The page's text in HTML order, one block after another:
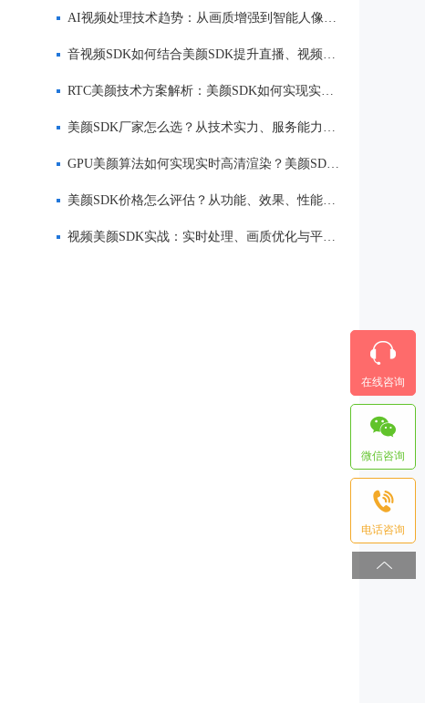
AI视频处理技术趋势：从画质增强到智能人像优化
音视频SDK如何结合美颜SDK提升直播、视频社交与互动体验
RTC美颜技术方案解析：美颜SDK如何实现实时互动场景下的低延迟美颜
美颜SDK厂家怎么选？从技术实力、服务能力到品牌口碑全面解析
GPU美颜算法如何实现实时高清渲染？美颜SDK核心技术解析
美颜SDK价格怎么评估？从功能、效果、性能到服务全面解析
视频美颜SDK实战：实时处理、画质优化与平台适配
在线咨询
微信咨询
电话咨询